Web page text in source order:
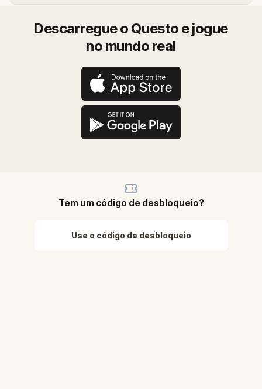
Descarregue o Questo e jogue
no mundo real
Tem um código de desbloqueio?
Use o código de desbloqueio